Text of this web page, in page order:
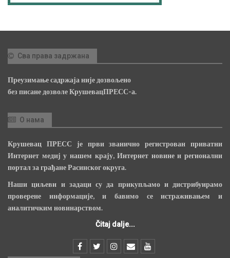
Сва права задржана
Преузимање садржаја није дозвољено
без писане дозволе КрушевацПРЕСС-а.
О нама
Крушевац ПРЕСС је први званично регистрован приватни
Интернет медиј у нашем крају, Интернет новине и регионални
портал за грађане Расинског округа.
Наши циљеви и задаци су да прикупљамо и дистрибуирамо
проверене информације, и бавимо се истраживањем и
аналитичким новинарством.
Čitaj dalje...